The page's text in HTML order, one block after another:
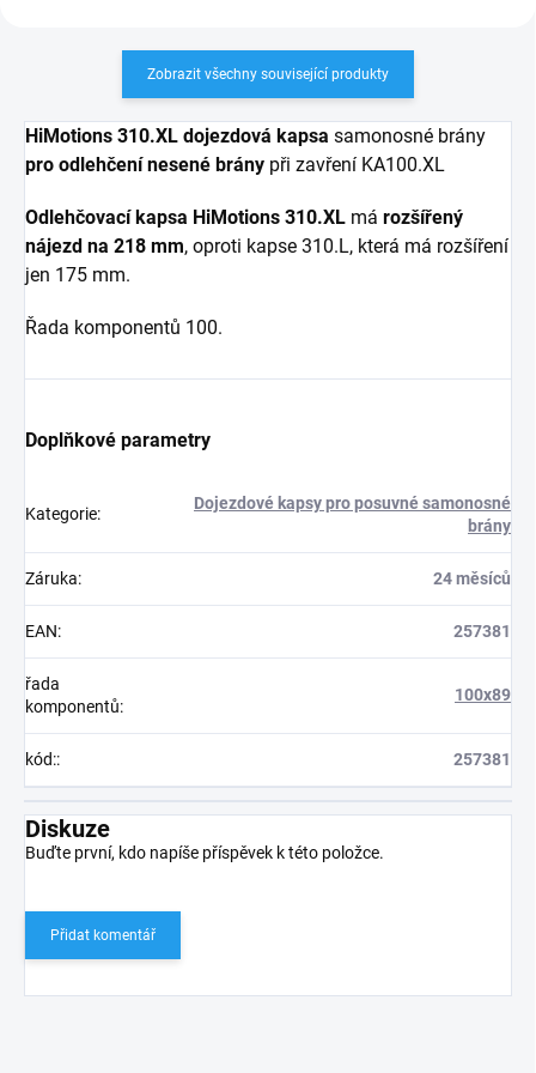
Zobrazit všechny související produkty
HiMotions 310.XL dojezdová kapsa samonosné brány
pro odlehčení nesené brány při zavření KA100.XL
Odlehčovací kapsa HiMotions 310.XL má rozšířený
nájezd na 218 mm, oproti kapse 310.L, která má rozšíření
jen 175 mm.
Řada komponentů 100.
Doplňkové parametry
Kategorie:
Dojezdové kapsy pro posuvné samonosné
brány
Záruka: 24 měsíců
EAN: 257381
řada
komponentů:
100x89
kód:: 257381
Diskuze
Buďte první, kdo napíše příspěvek k této položce.
Přidat komentář